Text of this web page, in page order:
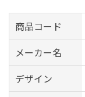
商品コード
メーカー名
デザイン